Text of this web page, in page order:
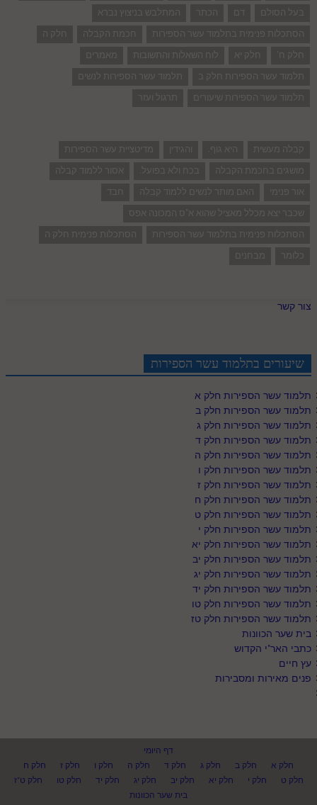
בעל הסולם
דם הכתר
המתלבש בניצוץ נברא
הסתכלות פנימית בתלמוד עשר הספירות
חכמת הקבלה
חלק ה
חלק ח'
חלק יא לוח השאלות והתשובות
מאמרים
תלמוד עשר הספירות חלק ב
תלמוד עשר הספירות לנשים
תלמוד עשר הספירות שיעורים
תרגול ועזר
קבלה מעשית היא גוף. והגידין
מדיטציית עשר הספירות
מושגים בחכמת הקבלה
בכח ולא בפועל.
אסור ללמוד קבלה
אור פנימי
האם מותר לנשים ללמוד קבלה
חבד
שכבר יצא מכלל מאציל שהוא א"ס המכונה אפס
הסתכלות פנימית בתלמוד עשר הספירות
הסתכלות פנימית חלק ה
כלומר
מבחנים
צור קשר
שיעורים בתלמוד עשר הספירות
תלמוד עשר הספירות חלק א
תלמוד עשר הספירות חלק ב
תלמוד עשר הספירות חלק ג
תלמוד עשר הספירות חלק ד
תלמוד עשר הספירות חלק ה
תלמוד עשר הספירות חלק ו
תלמוד עשר הספירות חלק ז
תלמוד עשר הספירות חלק ח
תלמוד עשר הספירות חלק ט
תלמוד עשר הספירות חלק י
תלמוד עשר הספירות חלק יא
תלמוד עשר הספירות חלק יב
תלמוד עשר הספירות חלק יג
תלמוד עשר הספירות חלק יד
תלמוד עשר הספירות חלק טו
תלמוד עשר הספירות חלק טז
בית שער הכוונות
כתבי האר"י הקדוש
עץ חיים
פנים מאירות ומסבירות
דף היומי
חלק א
חלק ב חלק ג חלק ד חלק ה חלק ו חלק ז
חלק ח
חלק ט
חלק י חלק יא חלק יב חלק יג חלק יד חלק טו
חלק ט"ז
בית שער הכוונות